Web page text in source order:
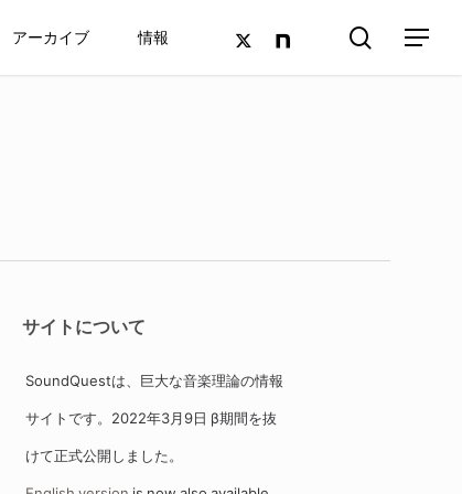
アーカイブ 情報 twitter
google-
search
Menu
サイトについて
SoundQuestは、巨大な音楽理論の情報
サイトです。2022年3月9日 β期間を抜
けて正式公開しました。